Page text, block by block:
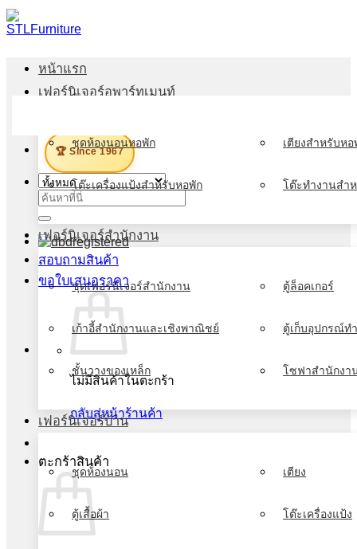
ข้าม
ไป
เนื้อหา
🏆 Since 1967
ค้นหา:
สอบถามสินค้า
ขอใบเสนอราคา
ไม่มีสินค้าในตะกร้า
กลับสู่หน้าร้านค้า
ตะกร้าสินค้า
หน้าแรก
เฟอร์นิเจอร์อพาร์ทเมนท์
ชุดห้องนอนหอพัก เตียงสำหรับหอ
โต๊ะเครื่องแป้งสำหรับหอพัก โต๊ะทำงานสำ
เฟอร์นิเจอร์สำนักงาน
ชุดเฟอร์นิเจอร์สำนักงาน ตู้ล็อคเกอร์
เก้าอี้สำนักงานและเชิงพาณิชย์ ตู้เก็บอุปกรณ์ท
ชั้นวางของเหล็ก โซฟาสำนักงา
เฟอร์นิเจอร์บ้าน
ชุดห้องนอน เตียง
ตู้เสื้อผ้า โต๊ะเครื่องแป้ง